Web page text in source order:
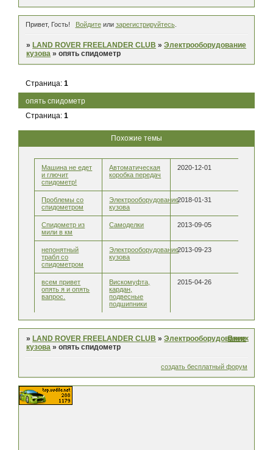
Привет, Гость! Войдитеили зарегистрируйтесь.
» LAND ROVER FREELANDER CLUB »Электрооборудование
кузова »опять спидометр
опять спидометр
Страница:1
Страница:1
Похожие темы
Машина не едет
и глючит
спидометр!
Автоматическая
коробка передач
2020-12-01
Проблемы со
спидометром
Электрооборудование
кузова
2018-01-31
Спидометр из
мили в км
Самоделки 2013-09-05
непонятный
трабл со
спидометром
Электрооборудование
кузова
2013-09-23
всем привет
опять я и опять
вапрос.
Вискомуфта,
кардан,
подвесные
подшипники
2015-04-26
» LAND ROVER FREELANDER CLUB »Электрооборудование
кузова »опять спидометр
Вверх
создать бесплатный форум